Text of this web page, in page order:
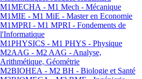
M1MECHA - M1 Mech - Mécanique
M1MIE - M1 MiE - Master en Economie
M1MPRI - M1 MPRI - Fondements de
l'Informatique
M1PHYSICS - M1 PHYS - Physique
M2AAG - M2 AAG - Analyse,
Arithmétique, Géométrie
M2BIOHEA - M2 BH - Biologie et Santé